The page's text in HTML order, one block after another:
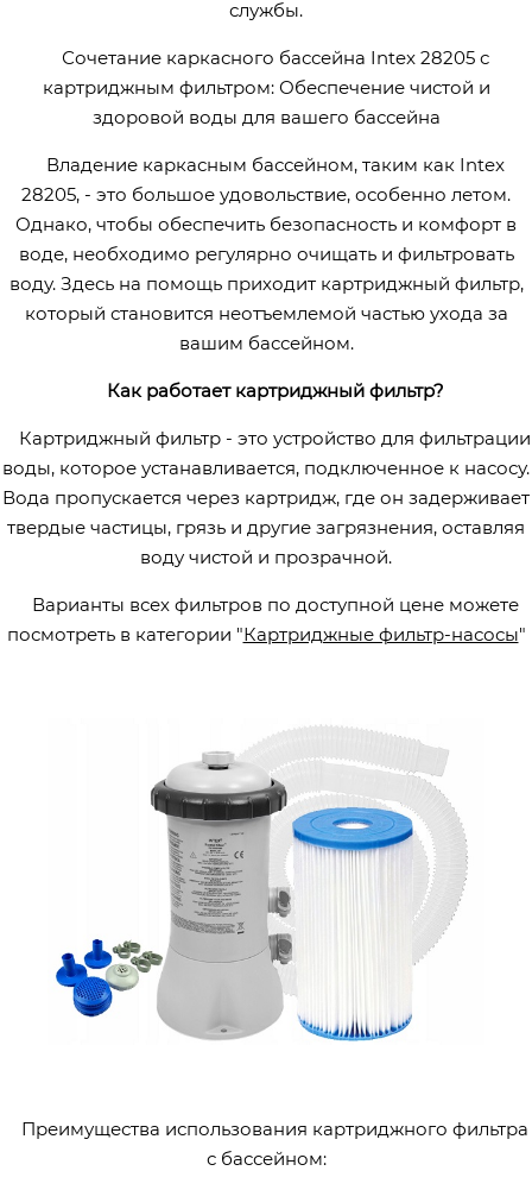
службы.
Сочетание каркасного бассейна Intex 28205 с
картриджным фильтром: Обеспечение чистой и
здоровой воды для вашего бассейна
Владение каркасным бассейном, таким как Intex
28205, - это большое удовольствие, особенно летом.
Однако, чтобы обеспечить безопасность и комфорт в
воде, необходимо регулярно очищать и фильтровать
воду. Здесь на помощь приходит картриджный фильтр,
который становится неотъемлемой частью ухода за
вашим бассейном.
Как работает картриджный фильтр?
Картриджный фильтр - это устройство для фильтрации
воды, которое устанавливается, подключенное к насосу.
Вода пропускается через картридж, где он задерживает
твердые частицы, грязь и другие загрязнения, оставляя
воду чистой и прозрачной.
Варианты всех фильтров по доступной цене можете
посмотреть в категории "Картриджные фильтр-насосы"
Преимущества использования картриджного фильтра
с бассейном: